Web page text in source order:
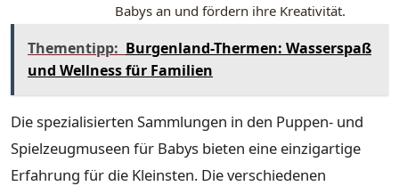
Babys an und fördern ihre Kreativität.
Thementipp: Burgenland-Thermen: Wasserspaß
und Wellness für Familien
Die spezialisierten Sammlungen in den Puppen- und
Spielzeugmuseen für Babys bieten eine einzigartige
Erfahrung für die Kleinsten. Die verschiedenen